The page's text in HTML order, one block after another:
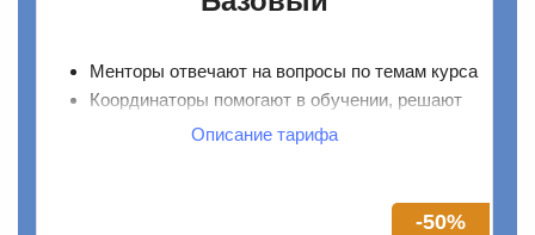
Менторы отвечают на вопросы по темам курса
Координаторы помогают в обучении, решают
технические проблемы
Описание тарифа
-50%